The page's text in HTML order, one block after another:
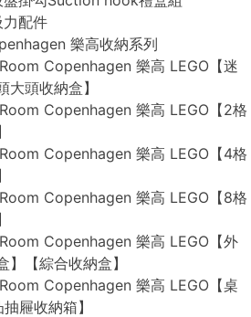
配件
樂高收納系列
Copenhagen 樂高 LEGO【迷
大頭收納盒】
Copenhagen 樂高 LEGO【2格
Copenhagen 樂高 LEGO【4格
Copenhagen 樂高 LEGO【8格
Copenhagen 樂高 LEGO【外
】【綜合收納盒】
Copenhagen 樂高 LEGO【桌
屜收納箱】